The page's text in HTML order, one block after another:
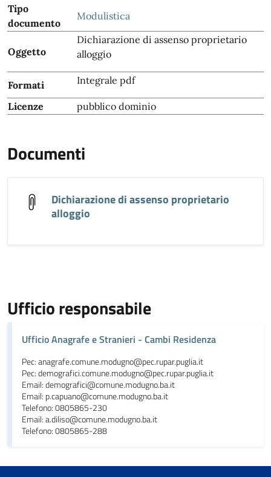
Tipo
documento
Modulistica
Oggetto
Dichiarazione di assenso proprietario
alloggio
Formati Integrale pdf
Licenze pubblico dominio
Documenti
Dichiarazione di assenso proprietario
alloggio
Ufficio responsabile
Ufficio Anagrafe e Stranieri - Cambi Residenza
Pec: anagrafe.comune.modugno@pec.rupar.puglia.it
Pec: demografici.comune.modugno@pec.rupar.puglia.it
Email: demografici@comune.modugno.ba.it
Email: p.capuano@comune.modugno.ba.it
Telefono: 0805865-230
Email: a.diliso@comune.modugno.ba.it
Telefono: 0805865-288